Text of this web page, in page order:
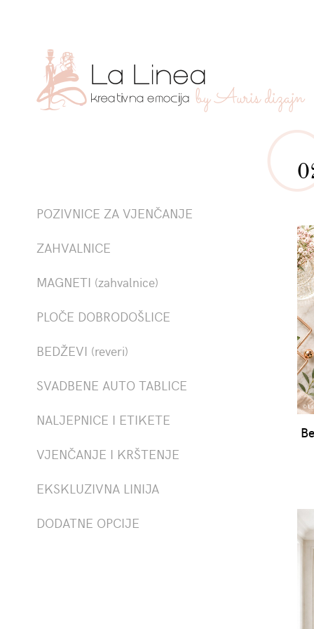
POZIVNICE ZA VJENČANJE
ZAHVALNICE
MAGNETI (zahvalnice)
PLOČE DOBRODOŠLICE
BEDŽEVI (reveri)
SVADBENE AUTO TABLICE
NALJEPNICE I ETIKETE
VJENČANJE I KRŠTENJE
EKSKLUZIVNA LINIJA
DODATNE OPCIJE